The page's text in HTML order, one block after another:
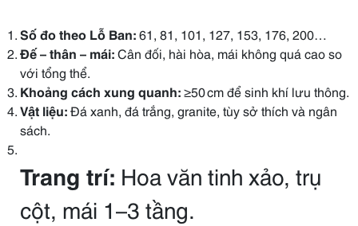
Số đo theo Lỗ Ban:61, 81, 101, 127, 153, 176, 200…
Đế – thân – mái:Cân đối, hài hòa, mái không quá cao so
với tổng thể.
Khoảng cách xung quanh:≥50 cm để sinh khí lưu thông.
Vật liệu:Đá xanh, đá trắng, granite, tùy sở thích và ngân
sách.
Trang trí: Hoa văn tinh xảo, trụ
cột, mái 1–3 tầng.